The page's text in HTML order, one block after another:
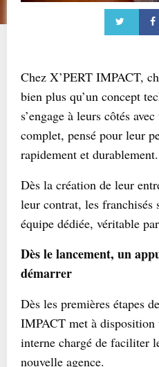
Chez X’PERT IMPACT,
bien plus qu’un concept
s’engage à leurs côtés
complet, pensé pour leur
rapidement et durablement.
Dès la création de leur
leur contrat, les franchisés
équipe dédiée, véritable
Dès le lancement, un
démarrer
Dès les premières étapes
IMPACT met à
interne chargé de faciliter
nouvelle agence.